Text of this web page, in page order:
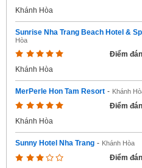
Khánh Hòa
Sunrise Nha Trang Beach Hotel &
Hòa
Điểm
Khánh Hòa
MerPerle Hon Tam Resort - Khánh
Điểm
Khánh Hòa
Sunny Hotel Nha Trang - Khánh Hòa
Điểm